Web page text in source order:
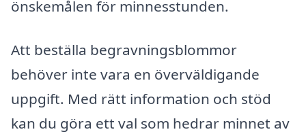
önskemålen för minnesstunden.
Att beställa begravningsblommor
behöver inte vara en överväldigande
uppgift. Med rätt information och stöd
kan du göra ett val som hedrar minnet av